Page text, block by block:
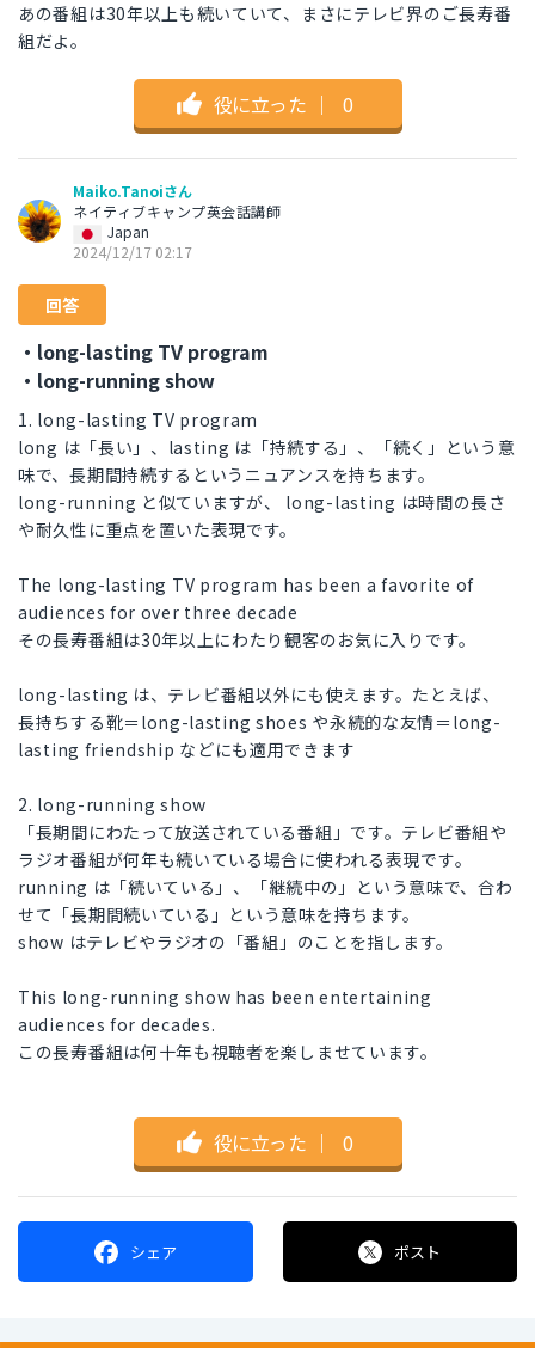
あの番組は30年以上も続いていて、まさにテレビ界のご長寿番
組だよ。
役に立った ｜ 0
Maiko.Tanoiさん
ネイティブキャンプ英会話講師
Japan
2024/12/17 02:17
回答
・long-lasting TV program
・long-running show
1. long-lasting TV program
long は「長い」、lasting は「持続する」、「続く」という意
味で、長期間持続するというニュアンスを持ちます。
long-running と似ていますが、 long-lasting は時間の長さ
や耐久性に重点を置いた表現です。
The long-lasting TV program has been a favorite of
audiences for over three decade
その長寿番組は30年以上にわたり観客のお気に入りです。
long-lasting は、テレビ番組以外にも使えます。たとえば、
長持ちする靴＝long-lasting shoes や永続的な友情＝long-
lasting friendship などにも適用できます
2. long-running show
「長期間にわたって放送されている番組」です。テレビ番組や
ラジオ番組が何年も続いている場合に使われる表現です。
running は「続いている」、「継続中の」という意味で、合わ
せて「長期間続いている」という意味を持ちます。
show はテレビやラジオの「番組」のことを指します。
This long-running show has been entertaining
audiences for decades.
この長寿番組は何十年も視聴者を楽しませています。
役に立った ｜ 0
シェア ポスト